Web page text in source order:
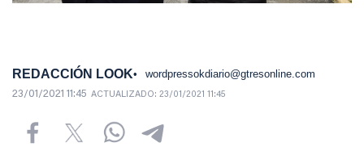
REDACCIÓN LOOK wordpressokdiario@gtresonline.com
23/01/2021 11:45 ACTUALIZADO: 23/01/2021 11:45